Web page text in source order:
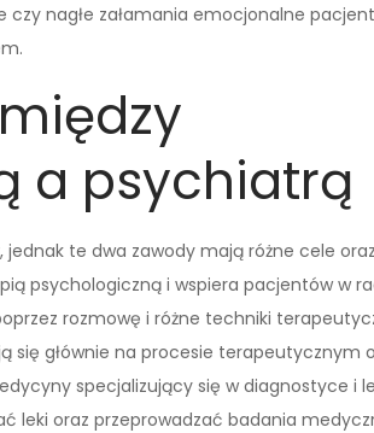
nagłe załamania emocjonalne
a psychiatrą
te dwa zawody mają różne cele
psychologiczną i wspiera pacjentów w
rozmowę i różne techniki
się głównie na procesie terapeutycznym
specjalizujący się w diagnostyce i
leki oraz przeprowadzać badania